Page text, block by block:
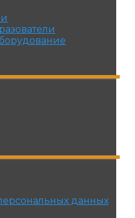
данных